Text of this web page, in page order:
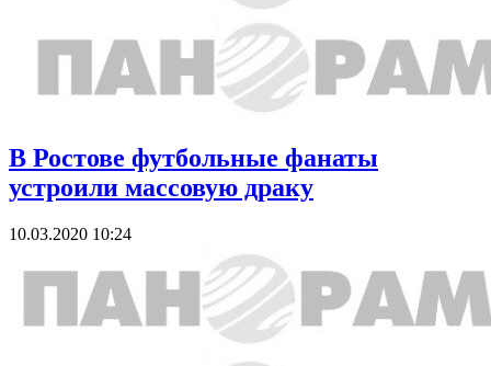
В Ростове футбольные фанаты
устроили массовую драку
10.03.2020 10:24